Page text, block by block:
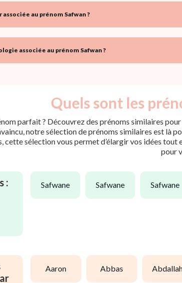
au prénom Safwan ?
associée au prénom Safwan ?
Quels sont les
parfait ? Découvrez des prénoms similaires
notre sélection de prénoms similaires est là
cette sélection vous permet d’élargir vos idées
pour
: safwane safwane safwane
aaron abbas